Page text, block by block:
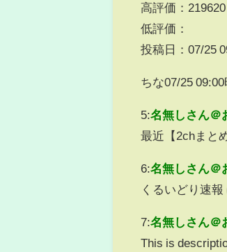
高評価：219620
低評価：
投稿日：07/25
ちな07/25
5:名無しさん＠
最近【2chまと
6:名無しさん＠
くるいどり速
7:名無しさん＠
This is